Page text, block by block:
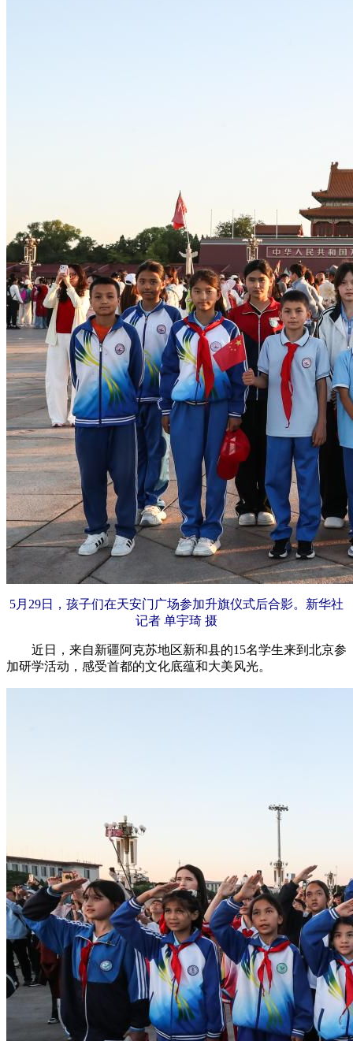
5月29日，孩子们在天安门广场参加升旗仪式后合影。新华社
记者 单宇琦 摄
近日，来自新疆阿克苏地区新和县的15名学生来到北京参
加研学活动，感受首都的文化底蕴和大美风光。